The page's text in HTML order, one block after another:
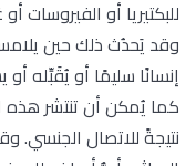
للبكتيريا أو
وقد يَحدُث ذلك حين
إنسانًا سليمًا أو يُقَبِّله
كما يُمكن أن تنتشر هذه
نتيجةً للاتصال